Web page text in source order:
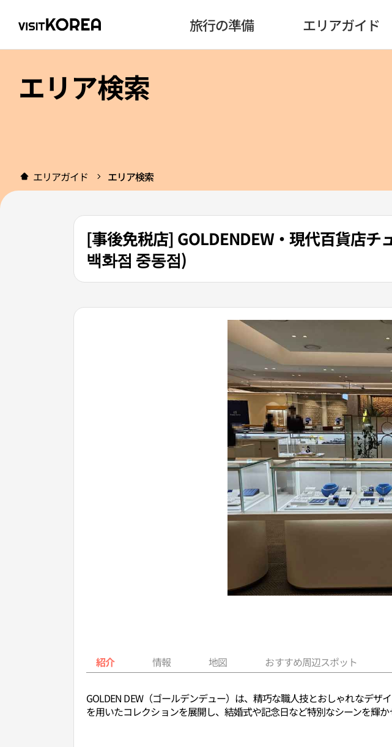
旅行の準備 エリアガイド
エリア検索
エリアガイド エリア検索
[事後免税店] GOLDENDEW・現代百貨店チ
백화점 중동점)
紹介 情報 地図 おすすめ周辺スポット
GOLDEN DEW（ゴールデンデュー）は、精巧な職人技とおしゃれなデ
を用いたコレクションを展開し、結婚式や記念日など特別なシーンを輝か